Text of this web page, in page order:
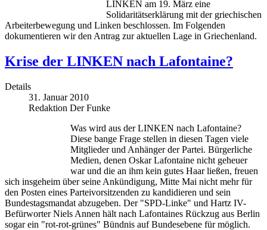
LINKEN am 19. März eine
Solidaritätserklärung mit der griechischen
Arbeiterbewegung und Linken beschlossen. Im Folgenden
dokumentieren wir den Antrag zur aktuellen Lage in Griechenland.
Krise der LINKEN nach Lafontaine?
Details
31. Januar 2010
Redaktion Der Funke
Was wird aus der LINKEN nach Lafontaine?
Diese bange Frage stellen in diesen Tagen viele
Mitglieder und Anhänger der Partei. Bürgerliche
Medien, denen Oskar Lafontaine nicht geheuer
war und die an ihm kein gutes Haar ließen, freuen
sich insgeheim über seine Ankündigung, Mitte Mai nicht mehr für
den Posten eines Parteivorsitzenden zu kandidieren und sein
Bundestagsmandat abzugeben. Der "SPD-Linke" und Hartz IV-
Befürworter Niels Annen hält nach Lafontaines Rückzug aus Berlin
sogar ein "rot-rot-grünes" Bündnis auf Bundesebene für möglich.